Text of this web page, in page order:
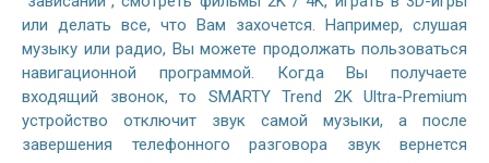
или делать все, что Вам захочется. Например, слушая
музыку или радио, Вы можете продолжать пользоваться
навигационной программой. Когда Вы получаете
входящий звонок, то SMARTY Trend 2K Ultra-Premium
устройство отключит звук самой музыки, а после
завершения телефонного разговора звук вернется